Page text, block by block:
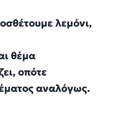
λεμόνι,
θέμα
οπότε
αναλόγως.